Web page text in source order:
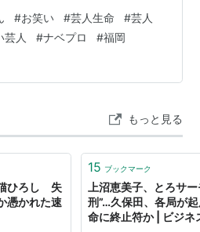
新入社員として、有名人が入
つくってほしい」というも
ー。いいじゃないですか、モ
――有名人って、ちなみにどな
#お笑い #芸人生命 #芸人
芸人 #ナベプロ #福岡
もっと見る
猫ひろし 失
憑かれた速
15 ブックマーク
上沼恵美子、とろサ
刑”…久保田、各局が
命に終止符か | ビジネ